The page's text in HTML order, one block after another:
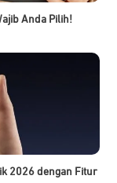
Anda Pilih!
2026 dengan Fitur